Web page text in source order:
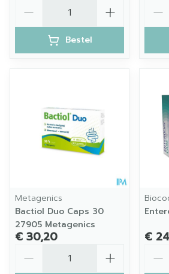
Bestel
Metagenics
Bactiol Duo Caps 30
27905 Metagenics
€ 30,20 €